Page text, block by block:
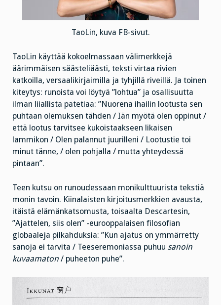
TaoLin, kuva FB-sivut.
TaoLin käyttää kokoelmassaan välimerkkejä
äärimmäisen säästeliäästi, teksti virtaa rivien
katkoilla, versaalikirjaimilla ja tyhjillä riveillä. Ja toinen
kiteytys: runoista voi löytyä ”lohtua” ja osallisuutta
ilman liiallista patetiaa: ”Nuorena ihailin lootusta sen
puhtaan olemuksen tähden / Iän myötä olen oppinut /
että lootus tarvitsee kukoistaakseen likaisen
lammikon / Olen palannut juurilleni / Lootustie toi
minut tänne, / olen pohjalla / mutta yhteydessä
pintaan”.
Teen kutsu on runoudessaan monikulttuurista tekstiä
monin tavoin. Kiinalaisten kirjoitusmerkkien avausta,
itäistä elämänkatsomusta, toisaalta Descartesin,
”Ajattelen, siis olen” -eurooppalaisen filosofian
globaaleja pilkahduksia: ”Kun ajatus on ymmärretty
sanoja ei tarvita / Teeseremoniassa puhuu sanoin
kuvaamaton / puheeton puhe”.